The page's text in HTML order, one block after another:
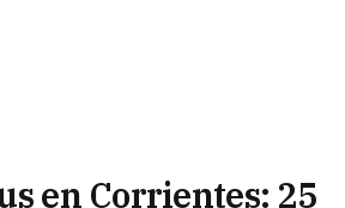
en Corrientes: 25